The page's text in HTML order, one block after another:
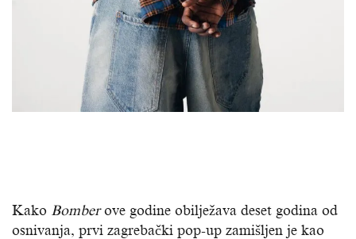
Kako Bomberove godine obilježava deset godina od
osnivanja, prvi zagrebački pop-up zamišljen je kao